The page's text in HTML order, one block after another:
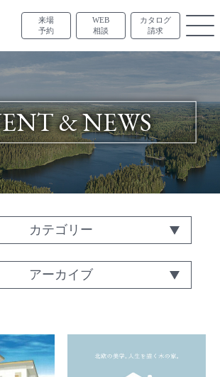
来場
予約
WEB
相談
カタログ
請求
& NEWS
カテゴリー
アーカイブ